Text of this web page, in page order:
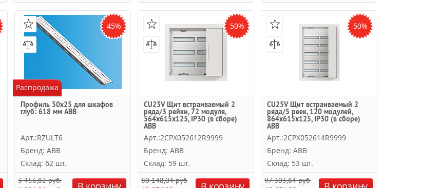
45%
Распродажа
Профиль 50х25 для шкафов
глуб: 618 мм ABB
Арт.:RZULT6
Бренд: ABB
Склад: 62 шт.
3 456,82 руб.
50%
CU23V Щит встраиваемый 2
ряда/3 рейки, 72 модуля,
564х615х125, IP30 (в сборе)
ABB
Арт.:2CPX052612R9999
Бренд: ABB
Склад: 59 шт.
80 148,04 руб.
50%
CU25V Щит встраиваемый 2
ряда/5 реек, 120 модулей,
864х615х125, IP30 (в сборе)
ABB
Арт.:2CPX052614R9999
Бренд: ABB
Склад: 53 шт.
97 303,84 руб.